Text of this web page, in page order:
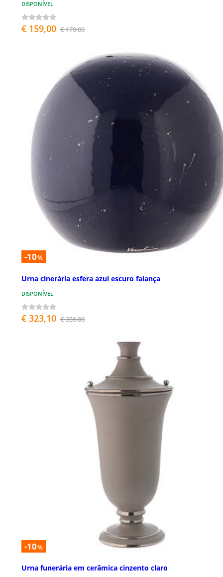
DISPONÍVEL
€ 159,00 € 179,00
-10%
Urna cinerária esfera azul escuro faiança
DISPONÍVEL
€ 323,10 € 359,00
-10%
Urna funerária em cerâmica cinzento claro